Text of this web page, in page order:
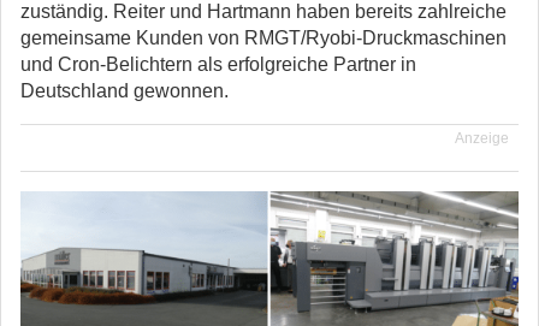
zuständig. Reiter und Hartmann haben bereits zahlreiche
gemeinsame Kunden von RMGT/Ryobi-Druckmaschinen
und Cron-Belichtern als erfolgreiche Partner in
Deutschland gewonnen.
Anzeige